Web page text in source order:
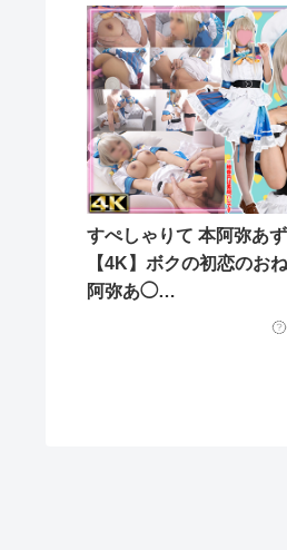
すぺしゃりて 本阿弥あ
【4K】ボクの初恋のお
阿弥あ◯…